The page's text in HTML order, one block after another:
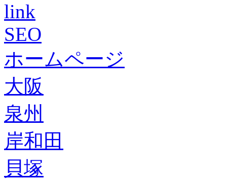
link
SEO
ホームページ
大阪
泉州
岸和田
貝塚